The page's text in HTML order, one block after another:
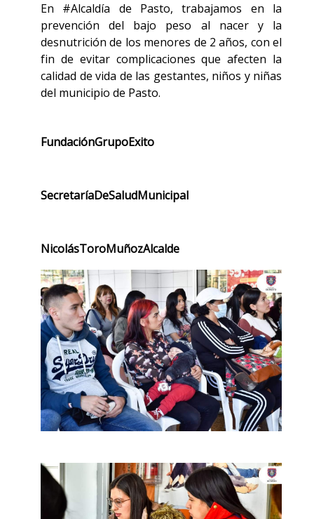
En #Alcaldía de Pasto, trabajamos en la
prevención del bajo peso al nacer y la
desnutrición de los menores de 2 años, con el
fin de evitar complicaciones que afecten la
calidad de vida de las gestantes, niños y niñas
del municipio de Pasto.
FundaciónGrupoExito
SecretaríaDeSaludMunicipal
NicolásToroMuñozAlcalde